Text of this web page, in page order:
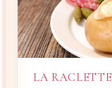
LA RACLETTE